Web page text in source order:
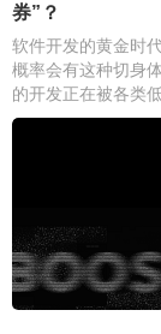
券”？
软件开发的黄金时
概率会有这种切身
的开发正在被各类